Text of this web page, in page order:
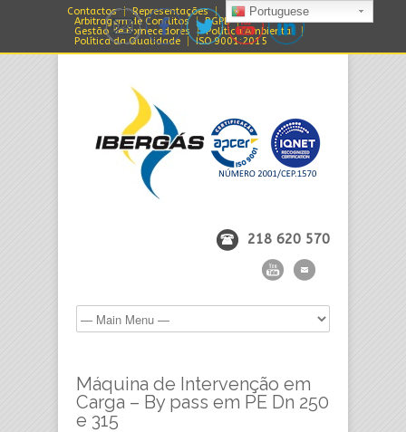
Contactos
Representações
Arbitragem de Conflitos
RGPD
Gestão de Fornecedores
Política Ambiental
Política da Qualidade
ISO 9001:2015
218 620 570
Máquina de Intervenção em
Carga – By pass em PE Dn 250
e 315
Portuguese